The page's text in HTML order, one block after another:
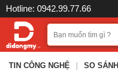
Hotline: 0942.99.77.66
TIN CÔNG NGHỆ SO SÁNH